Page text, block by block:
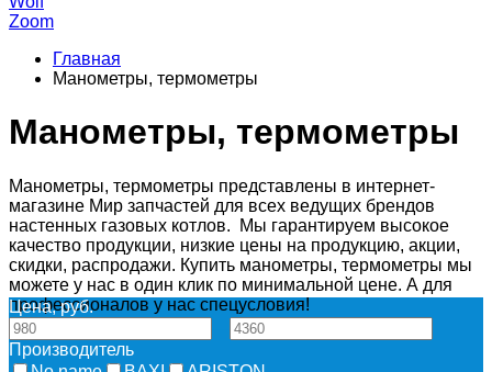
Zoom
Главная
Манометры, термометры
Манометры, термометры
Манометры, термометры представлены в интернет-
магазине Мир запчастей для всех ведущих брендов
настенных газовых котлов. Мы гарантируем высокое
качество продукции, низкие цены на продукцию, акции,
скидки, распродажи. Купить манометры, термометры мы
можете у нас в один клик по минимальной цене. А для
профессионалов у нас спецусловия!
Цена, руб.
Производитель